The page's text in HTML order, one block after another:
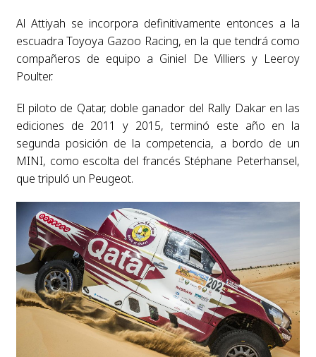
Al Attiyah se incorpora definitivamente entonces a la
escuadra Toyoya Gazoo Racing, en la que tendrá como
compañeros de equipo a Giniel De Villiers y Leeroy
Poulter.
El piloto de Qatar, doble ganador del Rally Dakar en las
ediciones de 2011 y 2015, terminó este año en la
segunda posición de la competencia, a bordo de un
MINI, como escolta del francés Stéphane Peterhansel,
que tripuló un Peugeot.